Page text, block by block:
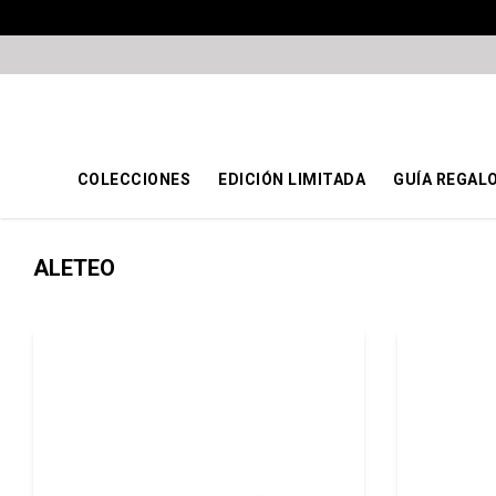
COLECCIONES EDICIÓN LIMITADA GUÍA
ALETEO